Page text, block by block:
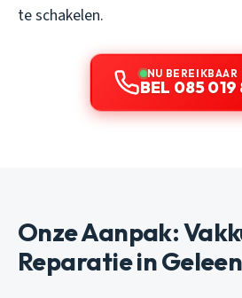
te schakelen.
NU BEREIKBAAR
BEL 085 019
Onze Aanpak:
Reparatie in Geleen